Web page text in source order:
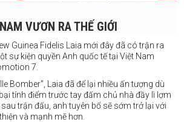
VƯƠN RA THẾ GIỚI
Guinea Fidelis Laia mới đây đã có trận ra
sự kiện quyền Anh quốc tế tại Việt Nam
7.
Bomber", Laia đã để lại nhiều ấn tượng dù
tính điểm trước tay đấm chủ nhà đầy lì lợm
trận đấu, anh tuyên bố sẽ sớm trở lại với
và mạnh mẽ hơn.